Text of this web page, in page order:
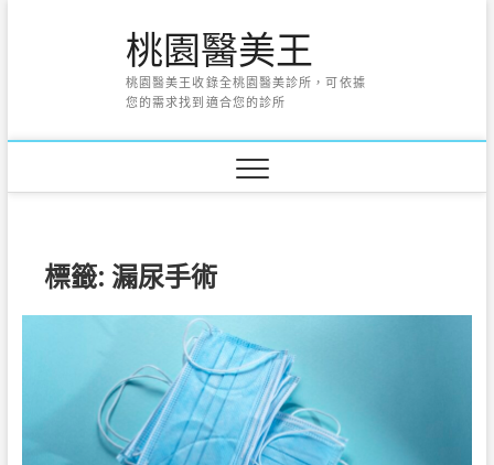
桃園醫美王
桃園醫美王收錄全桃園醫美診所，可依據
您的需求找到適合您的診所
標籤: 漏尿手術